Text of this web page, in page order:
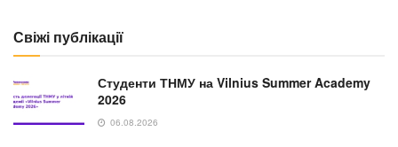
Свіжі публікації
Студенти ТНМУ на Vilnius Summer Academy
2026
06.08.2026